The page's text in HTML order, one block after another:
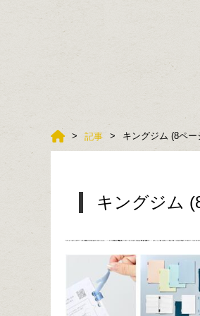
記事 キングジム (8ペー
キングジム